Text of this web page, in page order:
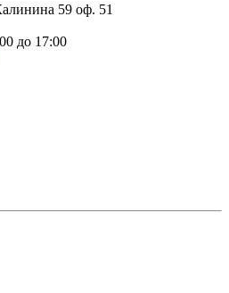
59 оф. 51
до 17:00